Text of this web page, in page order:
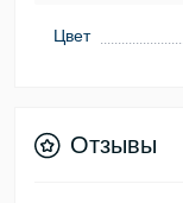
Цвет
Отзывы